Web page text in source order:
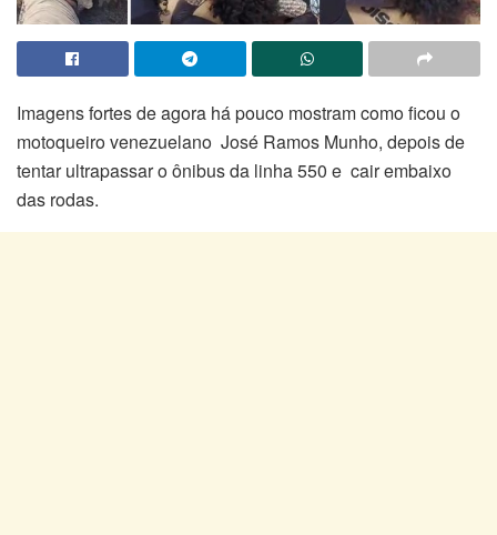
Imagens fortes de agora há pouco mostram como ficou o
motoqueiro venezuelano José Ramos Munho, depois de
tentar ultrapassar o ônibus da linha 550 e cair embaixo
das rodas.